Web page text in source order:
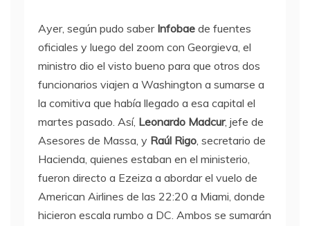
Ayer, según pudo saber Infobae de fuentes
oficiales y luego del zoom con Georgieva, el
ministro dio el visto bueno para que otros dos
funcionarios viajen a Washington a sumarse a
la comitiva que había llegado a esa capital el
martes pasado. Así, Leonardo Madcur, jefe de
Asesores de Massa, y Raúl Rigo, secretario de
Hacienda, quienes estaban en el ministerio,
fueron directo a Ezeiza a abordar el vuelo de
American Airlines de las 22:20 a Miami, donde
hicieron escala rumbo a DC. Ambos se sumarán